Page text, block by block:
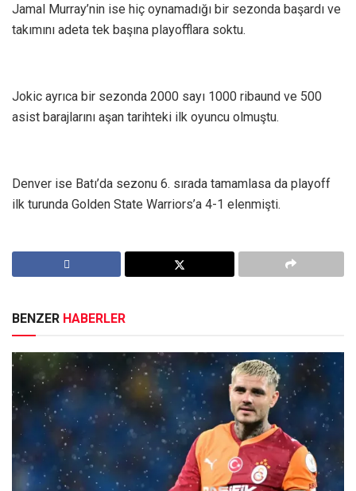
Jamal Murray’nin ise hiç oynamadığı bir sezonda başardı ve
takımını adeta tek başına playofflara soktu.
Jokic ayrıca bir sezonda 2000 sayı 1000 ribaund ve 500
asist barajlarını aşan tarihteki ilk oyuncu olmuştu.
Denver ise Batı’da sezonu 6. sırada tamamlasa da playoff
ilk turunda Golden State Warriors’a 4-1 elenmişti.
BENZER HABERLER